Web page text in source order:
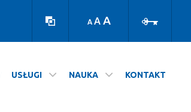
A A A
USŁUGI NAUKA KONTAKT